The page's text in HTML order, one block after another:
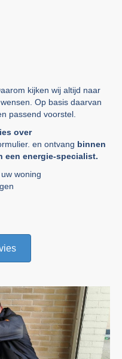
kijken wij altijd naar
Op basis daarvan
passend voorstel.
over
en ontvang binnen
een energie-specialist.
woning